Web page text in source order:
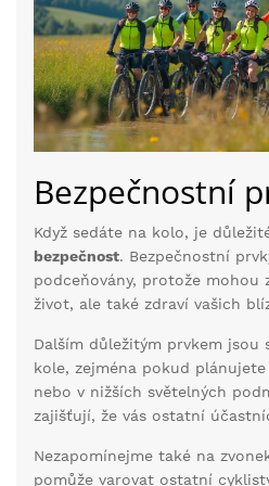
mohou pomoct z nepříjemné
ocitnete s defektem někde
Bezpečnostní
Když sedáte na kolo, je
bezpečnost. Bezpečnostní
podceňovány, protože mohou
život, ale také zdraví vašich
vašeho vybavení. Měla by být
dobře sedět a mít certifikaci
standardů. Kromě toho
neočekávaném pádu nebo
Dalším důležitým prvkem jsou
kole, zejména pokud
nebo v nižších světelných
zajišťují, že vás ostatní
stačí jednoduché diodové
Nezapomínejme také na
pomůže varovat ostatní